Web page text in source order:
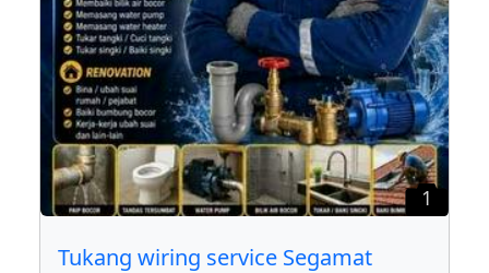
1
Tukang wiring service Segamat